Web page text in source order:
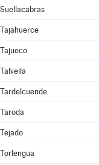
Suellacabras
Tajahuerce
Tajueco
Talveila
Tardelcuende
Taroda
Tejado
Torlengua